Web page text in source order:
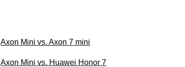
Axon Mini vs. Axon 7 mini
Axon Mini vs. Huawei Honor 7